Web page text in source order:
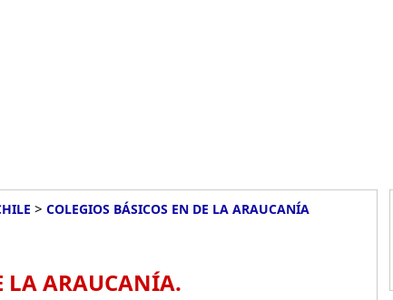
> COLEGIOS BÁSICOS EN DE LA ARAUCANÍA
LA ARAUCANÍA.